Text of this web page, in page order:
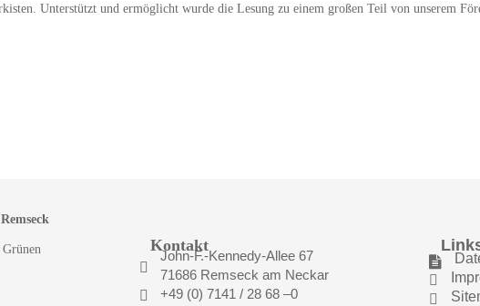
Unterstützt und ermöglicht wurde die Lesung zu einem großen Teil von unserem
Kontakt

John-F.-Kennedy-Allee 67
71686 Remseck am Neckar

+49 (0) 7141 / 28 68 –0


